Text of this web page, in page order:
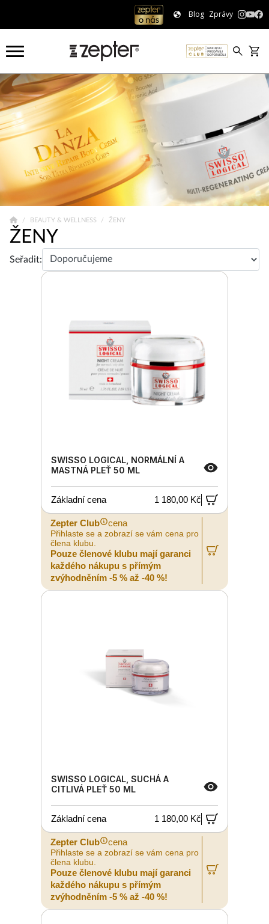
Blog Zprávy
BEAUTY & WELLNESS ŽENY
ŽENY
Seřadit:
SWISSO LOGICAL, NORMÁLNÍ A
MASTNÁ PLEŤ 50 ML
Základní cena 1 180,00 Kč
Zepter Club cena
Přihlaste se a zobrazí se vám cena pro
člena klubu.
Pouze členové klubu mají garanci
každého nákupu s přímým
zvýhodněním -5 % až -40 %!
SWISSO LOGICAL, SUCHÁ A
CITLIVÁ PLEŤ 50 ML
Základní cena 1 180,00 Kč
Zepter Club cena
Přihlaste se a zobrazí se vám cena pro
člena klubu.
Pouze členové klubu mají garanci
každého nákupu s přímým
zvýhodněním -5 % až -40 %!